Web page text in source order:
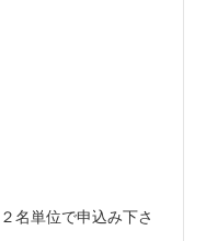
名単位で申込み下さ